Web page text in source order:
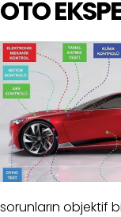
OTO
sorunların objektif